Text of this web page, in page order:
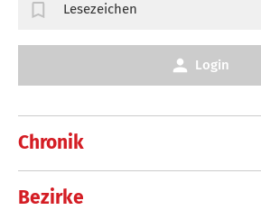
Chronik
Bezirke
Lesezeichen
Login